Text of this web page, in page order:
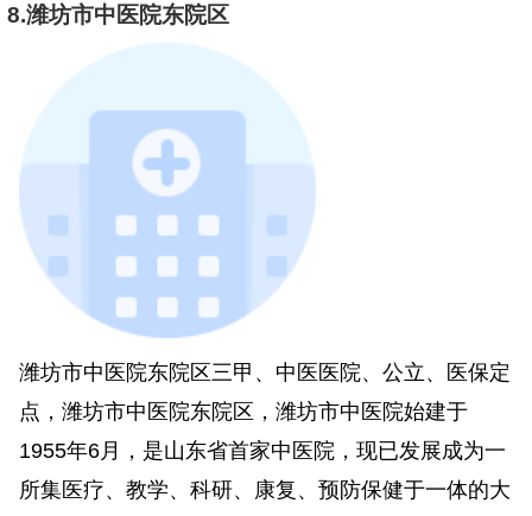
8.潍坊市中医院东院区
潍坊市中医院东院区三甲、中医医院、公立、医保定
点，潍坊市中医院东院区，潍坊市中医院始建于
1955年6月，是山东省首家中医院，现已发展成为一
所集医疗、教学、科研、康复、预防保健于一体的大